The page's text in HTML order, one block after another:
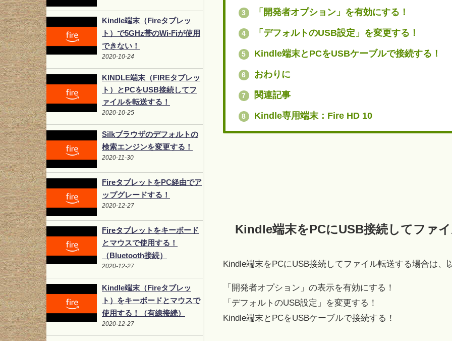
3 「開発者オプション」を有効にする！
4 「デフォルトのUSB設定」を変更する！
5 Kindle端末とPCをUSBケーブルで接続する！
6 おわりに
7 関連記事
8 Kindle専用端末：Fire HD 10
Kindle端末をPCにUSB接続してファ
Kindle端末をPCにUSB接続してファイル転送する場合は、
「開発者オプション」の表示を有効にする！
「デフォルトのUSB設定」を変更する！
Kindle端末とPCをUSBケーブルで接続する！
Kindle端末（Fireタブレッ
ト）で5GHz帯のWi-Fiが使用
できない！
2020-10-24
KINDLE端末（FIREタブレッ
ト）とPCをUSB接続してフ
ァイルを転送する！
2020-10-25
Silkブラウザのデフォルトの
検索エンジンを変更する！
2020-11-30
FireタブレットをPC経由でア
ップグレードする！
2020-12-27
Fireタブレットをキーボード
とマウスで使用する！
（Bluetooth接続）
2020-12-27
Kindle端末（Fireタブレッ
ト）をキーボードとマウスで
使用する！（有線接続）
2020-12-27